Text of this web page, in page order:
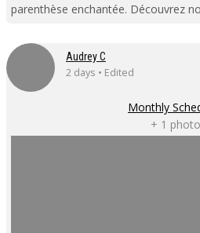
parenthèse enchantée. Découvrez
Audrey C
2 days • Edited
Monthly
+ 1 photo